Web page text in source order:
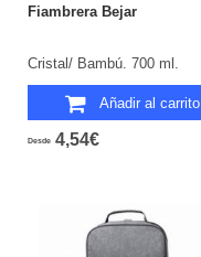
Fiambrera Bejar
Cristal/ Bambú. 700 ml.
Añadir al carrito
Desde 4,54€